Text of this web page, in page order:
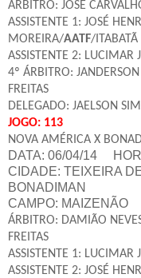
ÁRBITRO: JOSÉ
ASSISTENTE 1: JOSÉ
MOREIRA/AATF/ITABATÃ
ASSISTENTE 2: LUCIMAR
4º ÁRBITRO:
FREITAS
DELEGADO: JAELSON
JOGO: 113
NOVA AMÉRICA X
DATA: 06/04/14
CIDADE: TEIXEIRA
BONADIMAN
CAMPO: MAIZENÃO
ÁRBITRO: DAMIÃO
FREITAS
ASSISTENTE 1: LUCIMAR
ASSISTENTE 2: JOSÉ